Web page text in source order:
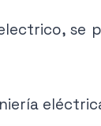
se